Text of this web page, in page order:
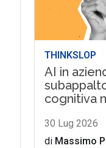
THINKSLOP
AI in
cognitiva
30 Lug 2026
di Massimo